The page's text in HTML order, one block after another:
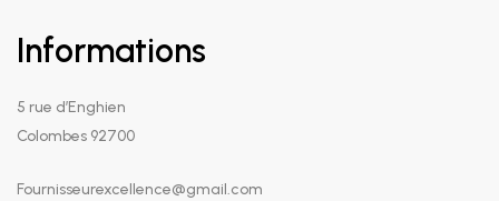
Informations
5 rue d’Enghien
Colombes 92700
Fournisseurexcellence@gmail.com